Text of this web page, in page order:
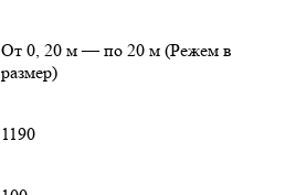
От 0, 20 м — по 20 м (Режем в
размер)
1190